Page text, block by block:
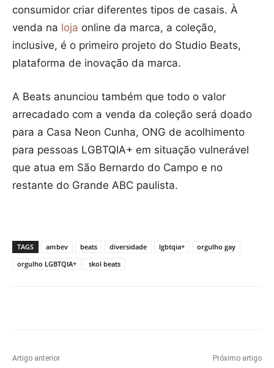
consumidor criar diferentes tipos de casais. À
venda na loja online da marca, a coleção,
inclusive, é o primeiro projeto do Studio Beats,
plataforma de inovação da marca.
A Beats anunciou também que todo o valor
arrecadado com a venda da coleção será doado
para a Casa Neon Cunha, ONG de acolhimento
para pessoas LGBTQIA+ em situação vulnerável
que atua em São Bernardo do Campo e no
restante do Grande ABC paulista.
TAGS ambev beats diversidade lgbtqia+
orgulho gay
orgulho LGBTQIA+
skol beats
Artigo anterior Próximo artigo